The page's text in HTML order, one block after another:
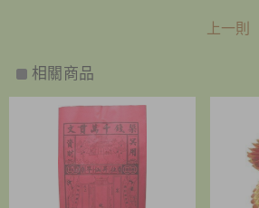
上一則
相關商品